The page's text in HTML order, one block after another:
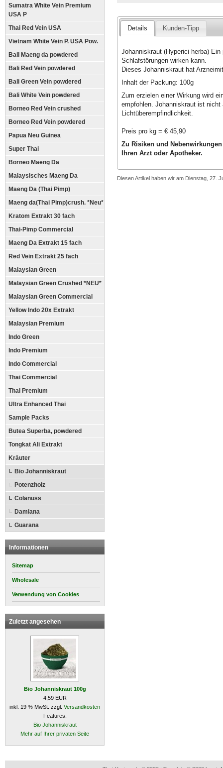
Sumatra White Vein Premium
USA P
Thai Red Vein USA
Vietnam White Vein P. USA Pow.
Bali Maeng da powdered
Bali Red Vein powdered
Bali Green Vein powdered
Bali White Vein powdered
Borneo Red Vein crushed
Borneo Red Vein powdered
Papua Neu Guinea
Super Thai
Borneo Maeng Da
Malaysisches Maeng Da
Maeng Da (Thai Pimp)
Maeng da(Thai Pimp)crush. *Neu*
Kratom Extrakt 30 fach
Thai-Pimp Commercial
Maeng Da Extrakt 15 fach
Red Vein Extrakt 25 fach
Malaysian Green
Malaysian Green Crushed *NEU*
Malaysian Green Commercial
Yellow Indo 20x Extrakt
Malaysian Premium
Indo Green
Indo Premium
Indo Commercial
Thai Commercial
Thai Premium
Ultra Enhanced Thai
Sample Packs
Butea Superba, powdered
Tongkat Ali Extrakt
Kräuter
Bio Johanniskraut
Potenzholz
Colanuss
Damiana
Guarana
Informationen
Sitemap
Wholesale
Verwendung von Cookies
Zuletzt angesehen
Bio Johanniskraut 100g
4,59 EUR
inkl. 19 % MwSt. zzgl. Versandkosten
Features:
Bio Johanniskraut
Mehr auf Ihrer privaten Seite
Details Kunden-Tipp
Johanniskraut (Hyperici herba)
Schlafstörungen wirken kann.
Dieses Johanniskraut hat
Inhalt der Packung: 100g
Zum erzielen einer Wirkung wird
empfohlen. Johanniskraut ist nicht
Lichtüberempfindlichkeit.
Preis pro kg = € 45,90
Zu Risiken und
Ihren Arzt oder Apotheker.
Diesen Artikel haben wir am Dienstag, 27.